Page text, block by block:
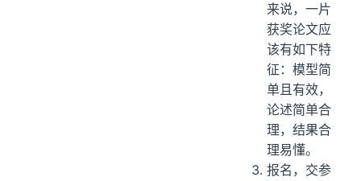
来说，一片
获奖论文应
该有如下特
征：模型简
单且有效，
论述简单合
理，结果合
理易懂。
报名，交参